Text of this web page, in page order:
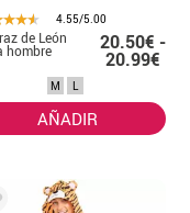
4.55/5.00
de León
hombre 20.50€ -
20.99€
M L
AÑADIR